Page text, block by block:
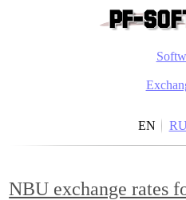
EN RU
NBU exchange rates